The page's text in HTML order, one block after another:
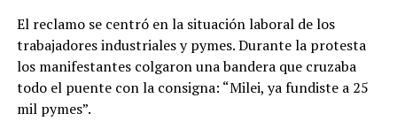
El reclamo se centró en la situación laboral de los
trabajadores industriales y pymes. Durante la protesta
los manifestantes colgaron una bandera que cruzaba
todo el puente con la consigna: “Milei, ya fundiste a 25
mil pymes”.